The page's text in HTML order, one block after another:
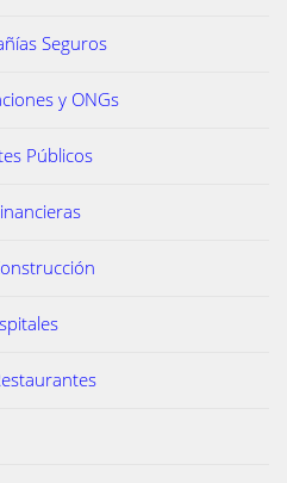
Seguros
y ONGs
Públicos